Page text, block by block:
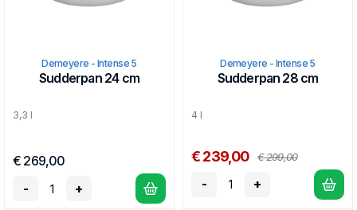
Demeyere - Intense 5
Sudderpan 24 cm
3,3 l
€ 269,00
-
+
Demeyere - Intense 5
Sudderpan 28 cm
4 l
€ 239,00 € 299,00
- +